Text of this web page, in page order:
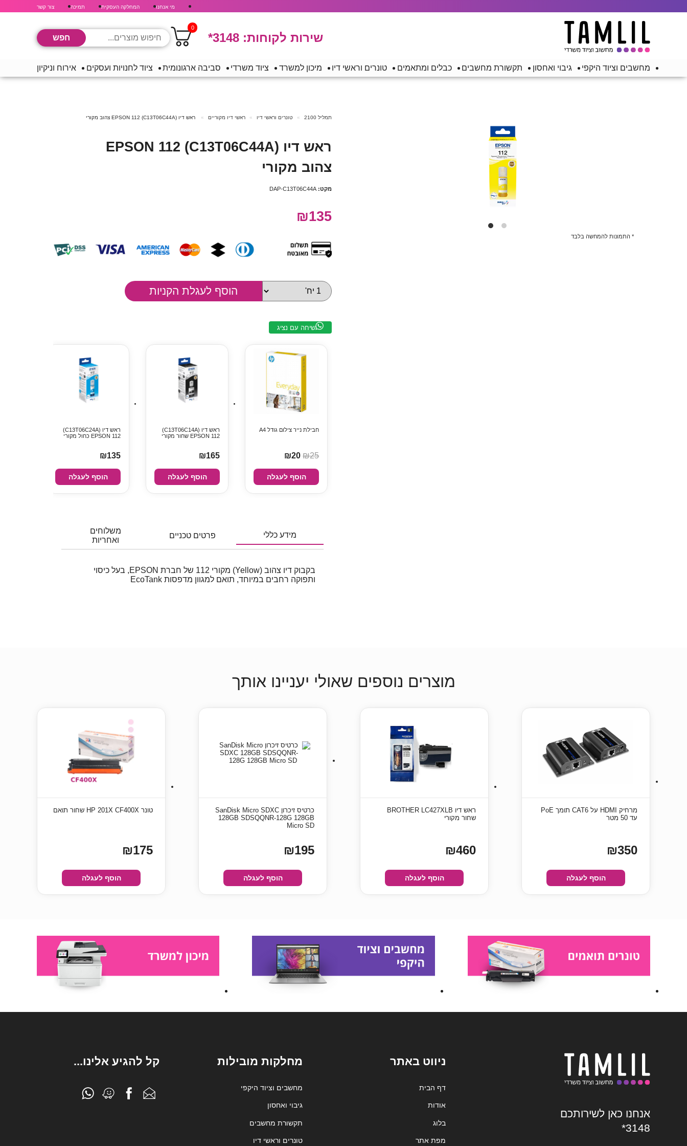
מי אנחנו המחלקה העסקית תמיכה צור קשר
שירות לקוחות: *3148
0
מחשבים וציוד היקפי גיבוי ואחסון תקשורת מחשבים כבלים ומתאמים טונרים וראשי דיו מיכון למשרד ציוד משרדי סביבה ארגונומית ציוד לחנויות ועסקים אירוח וניקיון
* התמונות להמחשה בלבד
תמליל 2100 טונרים וראשי דיו ראשי דיו מקוריים ראש דיו (C13T06C44A) EPSON 112 צהוב מקורי
ראש דיו (C13T06C44A) EPSON 112
צהוב מקורי
מקט: DAP-C13T06C44A
₪135
שיחה עם נציג
חבילת נייר צילום גודל A4
₪25
₪20
הוסף לעגלה
ראש דיו (C13T06C14A)
EPSON 112 שחור מקורי
₪165
הוסף לעגלה
ראש דיו (C13T06C24A)
EPSON 112 כחול מקורי
₪135
הוסף לעגלה
מידע כללי פרטים טכניים
משלוחים
ואחריות
בקבוק דיו צהוב (Yellow) מקורי 112 של חברת EPSON, בעל כיסוי
ותפוקה רחבים במיוחד, תואם למגוון מדפסות EcoTank
מוצרים נוספים שאולי יעניינו אותך
מרחיק HDMI על CAT6 תומך PoE
עד 50 מטר
₪350
הוסף לעגלה
ראש דיו BROTHER LC427XLB
שחור מקורי
₪460
הוסף לעגלה
כרטיס זיכרון SanDisk Micro SDXC
128GB SDSQQNR-128G 128GB
Micro SD
₪195
הוסף לעגלה
טונר HP 201X CF400X שחור תואם
₪175
הוסף לעגלה
אנחנו כאן לשירותכם
*3148
ניווט באתר
דף הבית
אודות
בלוג
מפת אתר
מחלקות מובילות
מחשבים וציוד היקפי
גיבוי ואחסון
תקשורת מחשבים
טונרים וראשי דיו
קל להגיע אלינו...